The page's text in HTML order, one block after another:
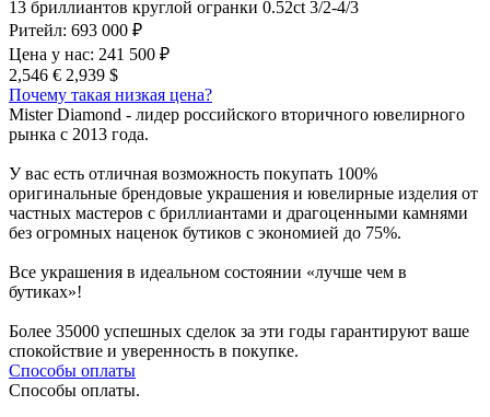
13 бриллиантов круглой огранки 0.52ct 3/2-4/3
Ритейл: 693 000 ₽
Цена у нас: 241 500 ₽
2,546 € 2,939 $
Почему такая низкая цена?
Mister Diamond - лидер российского вторичного ювелирного
рынка с 2013 года.
У вас есть отличная возможность покупать 100%
оригинальные брендовые украшения и ювелирные изделия от
частных мастеров с бриллиантами и драгоценными камнями
без огромных наценок бутиков с экономией до 75%.
Все украшения в идеальном состоянии «лучше чем в
бутиках»!
Более 35000 успешных сделок за эти годы гарантируют ваше
спокойствие и уверенность в покупке.
Способы оплаты
Способы оплаты.